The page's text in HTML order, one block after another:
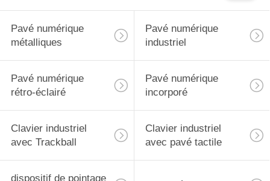
Pavé numérique
métalliques
Pavé numérique
industriel
Pavé numérique
rétro-éclairé
Pavé numérique
incorporé
Clavier industriel
avec Trackball
Clavier industriel
avec pavé tactile
dispositif de pointage